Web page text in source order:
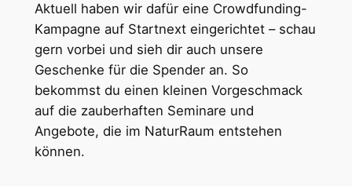
Aktuell haben wir dafür eine Crowdfunding-
Kampagne auf Startnext eingerichtet – schau
gern vorbei und sieh dir auch unsere
Geschenke für die Spender an. So
bekommst du einen kleinen Vorgeschmack
auf die zauberhaften Seminare und
Angebote, die im NaturRaum entstehen
können.